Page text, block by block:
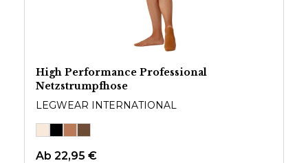
High Performance Professional
Netzstrumpfhose
LEGWEAR INTERNATIONAL
Ab 22,95 €